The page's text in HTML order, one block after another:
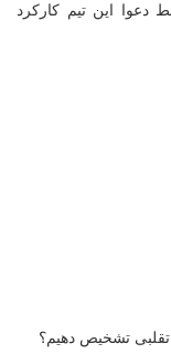
دعوا این تیم کارکرد
تشخیص دهیم؟